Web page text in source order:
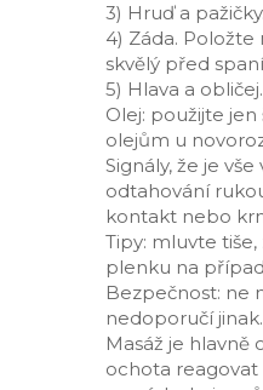
3) Hruď a
4) Záda.
skvělý před
5) Hlava a
Olej: použijte
olejům u
Signály, že je
odtahování
kontakt nebo
Tipy: mluvte
plenku na
Bezpečnost: ne
nedoporučí
Masáž je
ochota reagovat